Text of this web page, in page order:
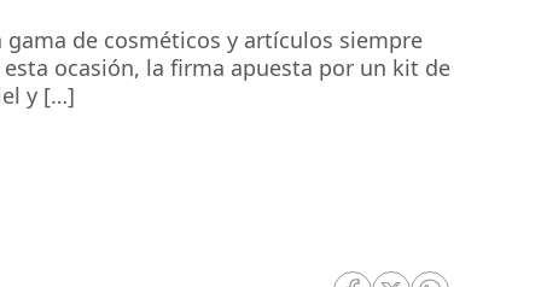
de cosméticos y artículos siempre
ocasión, la firma apuesta por un kit de
y […]